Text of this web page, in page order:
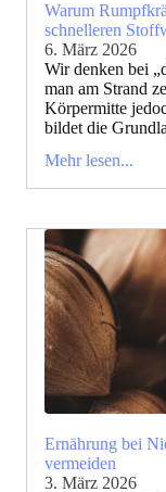
Warum
schnelleren
6. März 2026
Wir denken bei
man am Strand
Körpermitte
bildet die
Mehr lesen...
Ernährung bei
vermeiden
3. März 2026